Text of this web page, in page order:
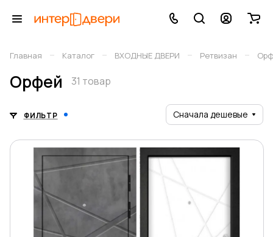
Главная – Каталог – ВХОДНЫЕ ДВЕРИ – Ретвизан –
Орфей 31 товар
ФИЛЬТР Сначала дешевые